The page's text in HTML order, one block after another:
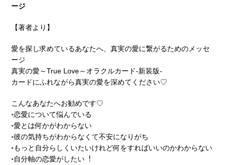
ージ
【著者より】
愛を探し求めているあなたへ、真実の愛に繋がるためのメッセ
ージ
真実の愛～True Love～オラクルカード-新装版-
カードにふれながら真実の愛を深めてください♡
こんなあなたへお勧めです♡
◦恋愛について悩んでいる
◦愛とは何かがわからない
◦彼の気持ちがわからなくて不安になりがち
◦もっと⾃分らしくいたいけれど何をすればいいのかわからない
◦⾃分軸の恋愛がしたい︕